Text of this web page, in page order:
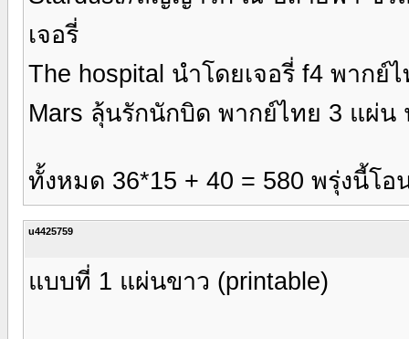
เจอรี่
The hospital นำโดยเจอรี่ f4 พากย์
Mars ลุ้นรักนักบิด พากย์ไทย 3 แผ่น
ทั้งหมด 36*15 + 40 = 580 พรุ่งนี้โอ
u4425759
แบบที่ 1 แผ่นขาว (printable)